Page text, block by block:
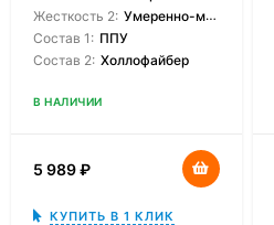
Жесткость 2: Умеренно-мягкая
Состав 1: ППУ
Состав 2: Холлофайбер
В НАЛИЧИИ
5 989₽
КУПИТЬ В 1 КЛИК